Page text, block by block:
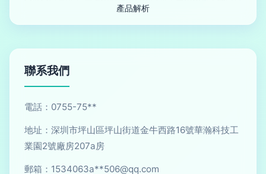
產品解析
聯系我們
電話：0755-75**
地址：深圳市坪山區坪山街道金牛西路16號華瀚科技工
業園2號廠房207a房
郵箱：1534063a**506@qq.com